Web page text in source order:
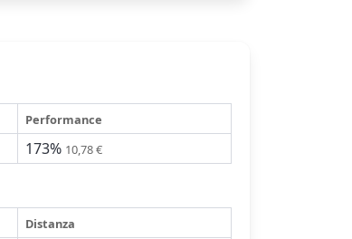
Performance
173% 10,78 €
Distanza